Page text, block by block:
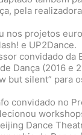
pela
nos projetos
e UP2Dance.
convidado da
Dança (2016 e
but silent” para
convidado no
Dance